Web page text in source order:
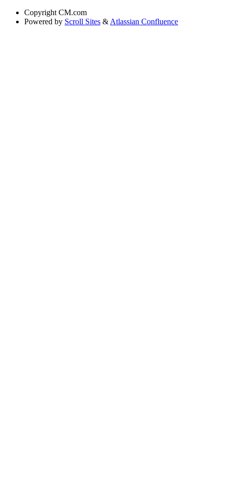
Copyright CM.com
Powered by Scroll Sites & Atlassian Confluence